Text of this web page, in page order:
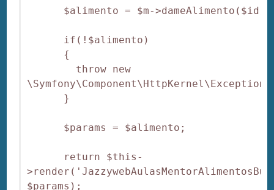
$alimento = $m->dameAlimento($id);
if(!$alimento)
{
throw new
}
$params = $alimento;
return $this-
$params);